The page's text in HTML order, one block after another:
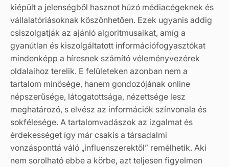
kiépült a jelenségből hasznot húzó médiacégeknek és
vállalatóriásoknak köszönhetően. Ezek ugyanis addig
csiszolgatják az ajánló algoritmusaikat, amíg a
gyanútlan és kiszolgáltatott információfogyasztókat
mindenképp a híresnek számító véleményvezérek
oldalaihoz terelik. E felületeken azonban nem a
tartalom minősége, hanem gondozójának online
népszerűsége, látogatottsága, nézettsége lesz
meghatározó, s elvész az információk színvonala és
sokfélesége. A tartalomvadászok az izgalmat és
érdekességet így már csakis a társadalmi
vonzásponttá váló „influenszerektől” remélhetik. Aki
nem sorolható ebbe a körbe, azt teljesen figyelmen